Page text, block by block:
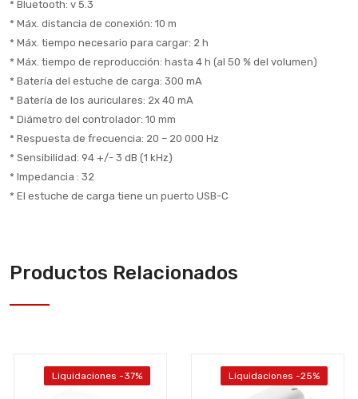
* Bluetooth: v 5.3
* Máx. distancia de conexión: 10 m
* Máx. tiempo necesario para cargar: 2 h
* Máx. tiempo de reproducción: hasta 4 h (al 50 % del volumen)
* Batería del estuche de carga: 300 mA
* Batería de los auriculares: 2x 40 mA
* Diámetro del controlador: 10 mm
* Respuesta de frecuencia: 20 – 20 000 Hz
* Sensibilidad: 94 +/- 3 dB (1 kHz)
* Impedancia : 32
* El estuche de carga tiene un puerto USB-C
Productos Relacionados
Liquidaciones -37% Liquidaciones -25%